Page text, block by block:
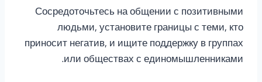
Сосредоточьтесь на общении с позитивными
людьми, установите границы с теми, кто
приносит негатив, и ищите поддержку в группах
или обществах с единомышленниками.